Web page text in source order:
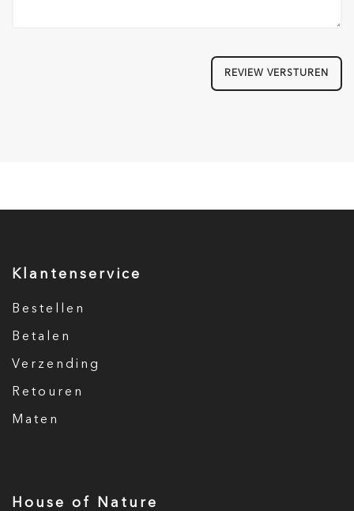
REVIEW VERSTUREN
Klantenservice
Bestellen
Betalen
Verzending
Retouren
Maten
House of Nature